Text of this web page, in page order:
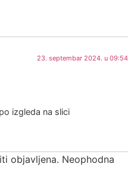
23. septembar 2024. u 09:54
izgleda na slici
objavljena. Neophodna